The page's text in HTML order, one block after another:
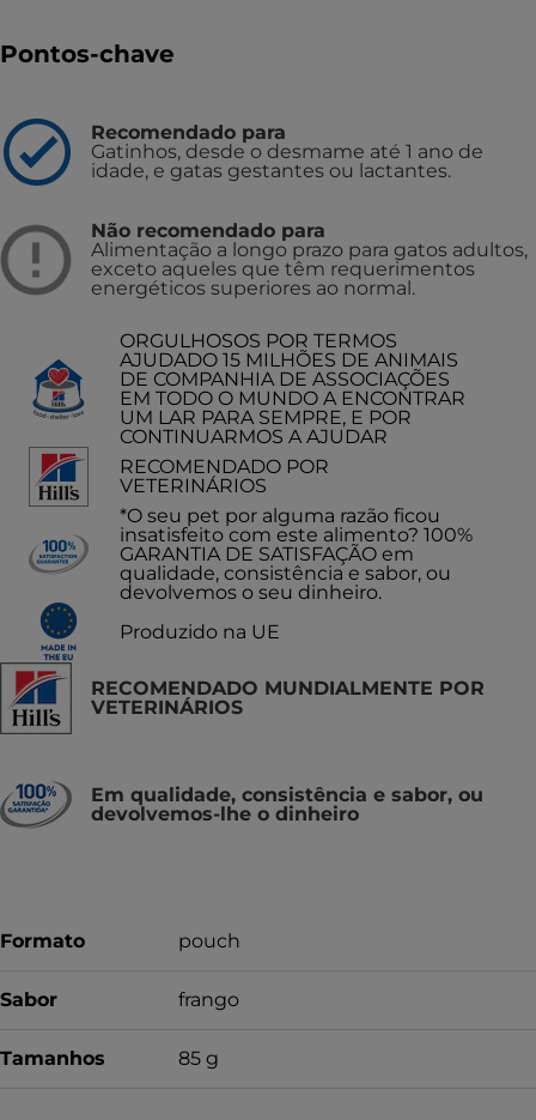
Pontos-chave
Recomendado para
Gatinhos, desde o desmame até 1 ano de
idade, e gatas gestantes ou lactantes.
Não recomendado para
Alimentação a longo prazo para gatos adultos,
exceto aqueles que têm requerimentos
energéticos superiores ao normal.
ORGULHOSOS POR TERMOS
AJUDADO 15 MILHÕES DE ANIMAIS
DE COMPANHIA DE ASSOCIAÇÕES
EM TODO O MUNDO A ENCONTRAR
UM LAR PARA SEMPRE, E POR
CONTINUARMOS A AJUDAR
RECOMENDADO POR
VETERINÁRIOS
*O seu pet por alguma razão ficou
insatisfeito com este alimento? 100%
GARANTIA DE SATISFAÇÃO em
qualidade, consistência e sabor, ou
devolvemos o seu dinheiro.
Produzido na UE
RECOMENDADO MUNDIALMENTE POR
VETERINÁRIOS
Em qualidade, consistência e sabor, ou
devolvemos-lhe o dinheiro
Formato pouch
Sabor frango
Tamanhos 85 g